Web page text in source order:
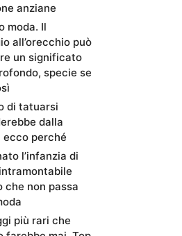
anziane
moda. Il
all’orecchio può
un significato
specie se
di tatuarsi
dalla
ecco perché
l’infanzia di
che non passa
più rari che